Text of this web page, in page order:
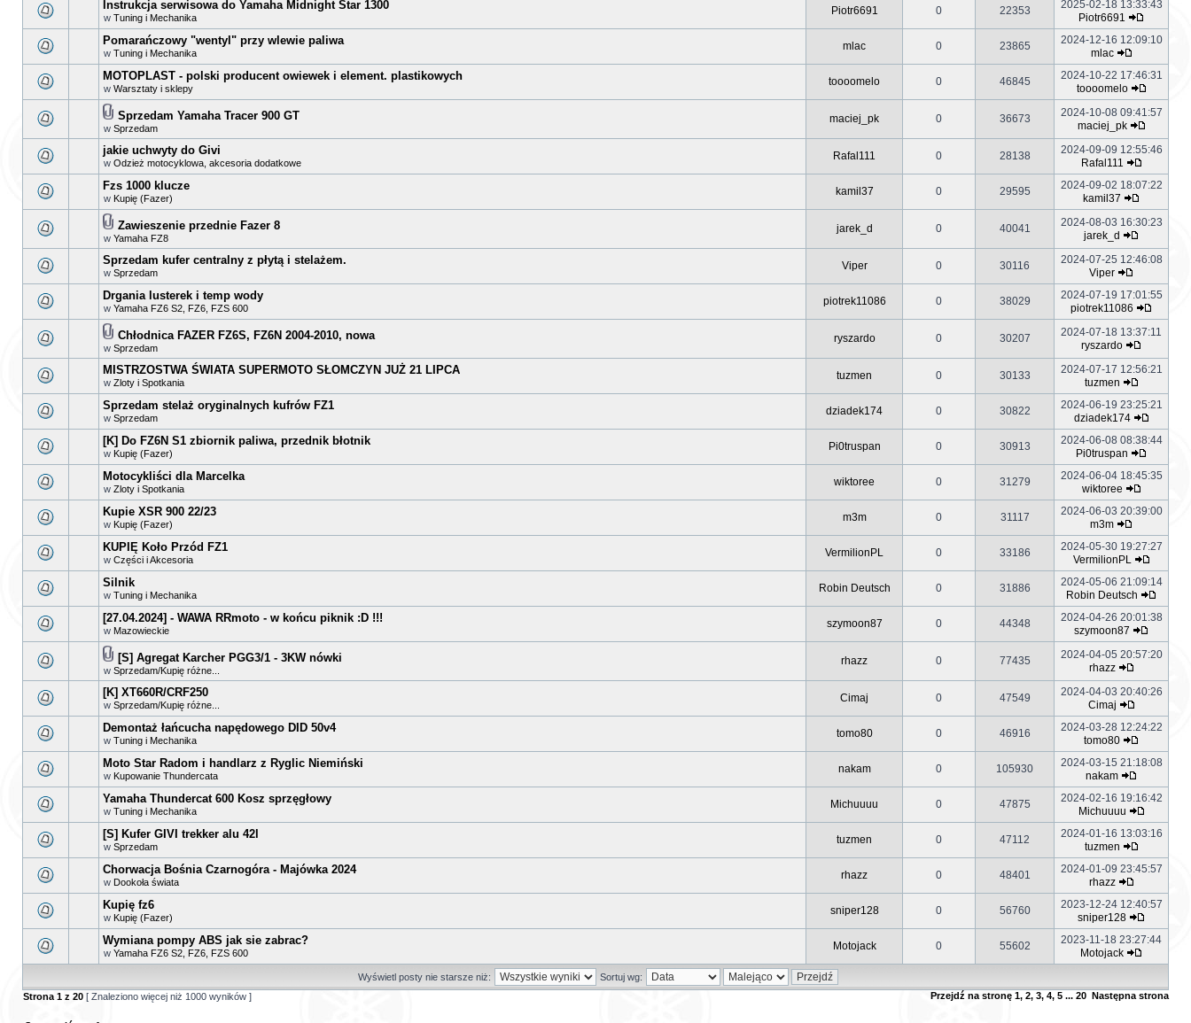
Instrukcja serwisowa do Yamaha Midnight Star 1300
w Tuning i Mechanika
Piotr6691 0 22353
2025-02-18 13:33:43
Piotr6691
Pomarańczowy "wentyl" przy wlewie paliwa
w Tuning i Mechanika
mlac 0 23865
2024-12-16 12:09:10
mlac
MOTOPLAST - polski producent owiewek i element. plastikowych
w Warsztaty i sklepy
toooomelo 0 46845
2024-10-22 17:46:31
toooomelo
Sprzedam Yamaha Tracer 900 GT
w Sprzedam
maciej_pk 0 36673
2024-10-08 09:41:57
maciej_pk
jakie uchwyty do Givi
w Odzież motocyklowa, akcesoria dodatkowe
Rafal111 0 28138
2024-09-09 12:55:46
Rafal111
Fzs 1000 klucze
w Kupię (Fazer)
kamil37 0 29595
2024-09-02 18:07:22
kamil37
Zawieszenie przednie Fazer 8
w Yamaha FZ8
jarek_d 0 40041
2024-08-03 16:30:23
jarek_d
Sprzedam kufer centralny z płytą i stelażem.
w Sprzedam
Viper 0 30116
2024-07-25 12:46:08
Viper
Drgania lusterek i temp wody
w Yamaha FZ6 S2, FZ6, FZS 600
piotrek11086 0 38029
2024-07-19 17:01:55
piotrek11086
Chłodnica FAZER FZ6S, FZ6N 2004-2010, nowa
w Sprzedam
ryszardo 0 30207
2024-07-18 13:37:11
ryszardo
MISTRZOSTWA ŚWIATA SUPERMOTO SŁOMCZYN JUŻ 21 LIPCA
w Zloty i Spotkania
tuzmen 0 30133
2024-07-17 12:56:21
tuzmen
Sprzedam stelaż oryginalnych kufrów FZ1
w Sprzedam
dziadek174 0 30822
2024-06-19 23:25:21
dziadek174
[K] Do FZ6N S1 zbiornik paliwa, przednik błotnik
w Kupię (Fazer)
Pi0truspan 0 30913
2024-06-08 08:38:44
Pi0truspan
Motocykliści dla Marcelka
w Zloty i Spotkania
wiktoree 0 31279
2024-06-04 18:45:35
wiktoree
Kupie XSR 900 22/23
w Kupię (Fazer)
m3m 0 31117
2024-06-03 20:39:00
m3m
KUPIĘ Koło Przód FZ1
w Części i Akcesoria
VermilionPL 0 33186
2024-05-30 19:27:27
VermilionPL
Silnik
w Tuning i Mechanika
Robin Deutsch 0 31886
2024-05-06 21:09:14
Robin Deutsch
[27.04.2024] - WAWA RRmoto - w końcu piknik :D !!!
w Mazowieckie
szymoon87 0 44348
2024-04-26 20:01:38
szymoon87
[S] Agregat Karcher PGG3/1 - 3KW nówki
w Sprzedam/Kupię różne...
rhazz 0 77435
2024-04-05 20:57:20
rhazz
[K] XT660R/CRF250
w Sprzedam/Kupię różne...
Cimaj 0 47549
2024-04-03 20:40:26
Cimaj
Demontaż łańcucha napędowego DID 50v4
w Tuning i Mechanika
tomo80 0 46916
2024-03-28 12:24:22
tomo80
Moto Star Radom i handlarz z Ryglic Niemiński
w Kupowanie Thundercata
nakam 0 105930
2024-03-15 21:18:08
nakam
Yamaha Thundercat 600 Kosz sprzęgłowy
w Tuning i Mechanika
Michuuuu 0 47875
2024-02-16 19:16:42
Michuuuu
[S] Kufer GIVI trekker alu 42l
w Sprzedam
tuzmen 0 47112
2024-01-16 13:03:16
tuzmen
Chorwacja Bośnia Czarnogóra - Majówka 2024
w Dookoła świata
rhazz 0 48401
2024-01-09 23:45:57
rhazz
Kupię fz6
w Kupię (Fazer)
sniper128 0 56760
2023-12-24 12:40:57
sniper128
Wymiana pompy ABS jak sie zabrac?
w Yamaha FZ6 S2, FZ6, FZS 600
Motojack 0 55602
2023-11-18 23:27:44
Motojack
Wyświetl posty nie starsze niż:
Sortuj wg:
Strona 1 z 20 [ Znaleziono więcej niż 1000 wyników ] Przejdź na stronę 1, 2, 3, 4, 5 ... 20 Następna strona